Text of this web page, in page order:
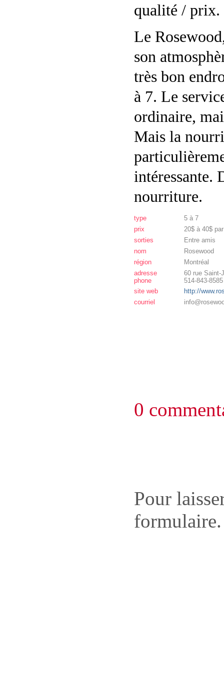
qualité / prix.
Le
son
très bon
à 7. Le
ordinaire,
Mais la
intéressante.
nourriture.
type
5 à 7
prix
20$ à 40$
sorties
Entre amis
nom
Rosewood
région
Montréal
adresse
phone
60 rue Saint-
514-843-8585
site web
http://
courriel
0
Pour
formulaire.